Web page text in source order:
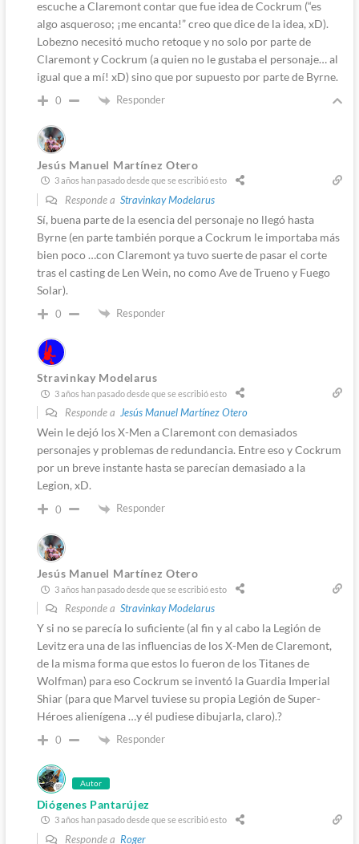
escuche a Claremont contar que fue idea de Cockrum (“es
algo asqueroso; ¡me encanta!” creo que dice de la idea, xD).
Lobezno necesitó mucho retoque y no solo por parte de
Claremont y Cockrum (a quien no le gustaba el personaje… al
igual que a mí! xD) sino que por supuesto por parte de Byrne.
0 Responder
Jesús Manuel Martínez Otero
3 años han pasado desde que se escribió esto
Responde a Stravinkay Modelarus
Sí, buena parte de la esencia del personaje no llegó hasta
Byrne (en parte también porque a Cockrum le importaba más
bien poco …con Claremont ya tuvo suerte de pasar el corte
tras el casting de Len Wein, no como Ave de Trueno y Fuego
Solar).
0 Responder
Stravinkay Modelarus
3 años han pasado desde que se escribió esto
Responde a Jesús Manuel Martínez Otero
Wein le dejó los X-Men a Claremont con demasiados
personajes y problemas de redundancia. Entre eso y Cockrum
por un breve instante hasta se parecían demasiado a la
Legion, xD.
0 Responder
Jesús Manuel Martínez Otero
3 años han pasado desde que se escribió esto
Responde a Stravinkay Modelarus
Y si no se parecía lo suficiente (al fin y al cabo la Legión de
Levitz era una de las influencias de los X-Men de Claremont,
de la misma forma que estos lo fueron de los Titanes de
Wolfman) para eso Cockrum se inventó la Guardia Imperial
Shiar (para que Marvel tuviese su propia Legión de Super-
Héroes alienígena …y él pudiese dibujarla, claro).?
0 Responder
Autor
Diógenes Pantarújez
3 años han pasado desde que se escribió esto
Responde a Roger